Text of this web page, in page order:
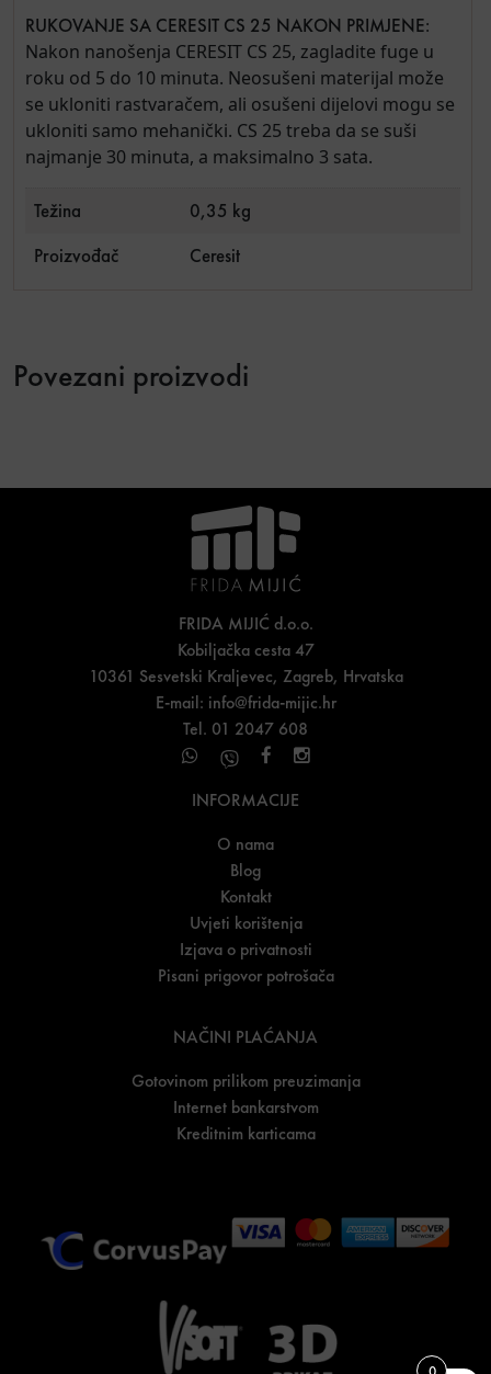
RUKOVANJE SA CERESIT CS 25 NAKON PRIMJENE:
Nakon nanošenja CERESIT CS 25, zagladite fuge u
roku od 5 do 10 minuta. Neosušeni materijal može
se ukloniti rastvaračem, ali osušeni dijelovi mogu se
ukloniti samo mehanički. CS 25 treba da se suši
najmanje 30 minuta, a maksimalno 3 sata.
Težina
0,35 kg
Proizvođač
Ceresit
Povezani proizvodi
FRIDA MIJIĆ d.o.o.
Kobiljačka cesta 47
10361 Sesvetski Kraljevec, Zagreb, Hrvatska
E-mail: info@frida-mijic.hr
Tel. 01 2047 608
INFORMACIJE
O nama
Blog
Kontakt
Uvjeti korištenja
Izjava o privatnosti
Pisani prigovor potrošača
NAČINI PLAĆANJA
Gotovinom prilikom preuzimanja
Internet bankarstvom
Kreditnim karticama